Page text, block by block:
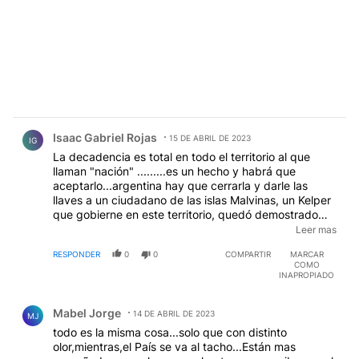
IG Isaac Gabriel Rojas 15 DE ABRIL DE 2023
La decadencia es total en todo el territorio al que
llaman "nación" .........es un hecho y habrá que
aceptarlo...argentina hay que cerrarla y darle las
llaves a un ciudadano de las islas Malvinas, un Kelper
que gobierne en este territorio, quedó demostrado
que los argentinos no pueden gobernar ni sirven para
milicos liberales ni los políticos civiles con su progresía
Leer mas
RESPONDER 0 0 COMPARTIR
MARCAR
COMO
INAPROPIADO
MJ Mabel Jorge 14 DE ABRIL DE 2023
todo es la misma cosa...solo que con distinto
olor,mientras,el País se va al tacho...Están mas